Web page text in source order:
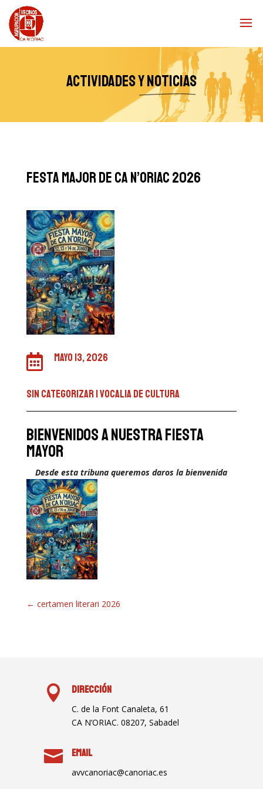
Actividadesy noticias
festa major de ca n’oriac 2026
 mayo 13, 2026
Sin categorizar|VOCALIA DE CULTURA
bienvenidos a nuestra fiesta
mayor
Desde esta tribuna queremos daros la bienvenida
← certamen literari 2026
 Dirección
C. de la Font Canaleta, 61
CA N’ORIAC. 08207, Sabadel
 Email
avvcanoriac@canoriac.es